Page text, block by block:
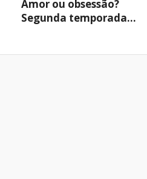
Amor ou obsessão?
Segunda temporada...